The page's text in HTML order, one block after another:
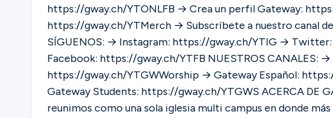
https://gway.ch/YTONLFB → Crea un perfil Gateway:
https://gway.ch/YTMerch → Subscríbete a nuestro canal
SÍGUENOS: → Instagram: https://gway.ch/YTIG →
Facebook: https://gway.ch/YTFB NUESTROS CANALES: → Gateway Worship:
https://gway.ch/YTGWWorship → Gateway Español:
Gateway Students: https://gway.ch/YTGWS ACERCA DE GATEWAY CHURCH: Hoy nos
reunimos como una sola iglesia multi campus en donde